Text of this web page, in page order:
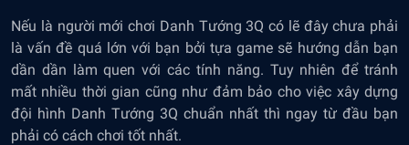
Nếu là người mới chơi Danh Tướng 3Q có lẽ đây chưa phải
là vấn đề quá lớn với bạn bởi tựa game sẽ hướng dẫn bạn
dần dần làm quen với các tính năng. Tuy nhiên để tránh
mất nhiều thời gian cũng như đảm bảo cho việc xây dựng
đội hình Danh Tướng 3Q chuẩn nhất thì ngay từ đầu bạn
phải có cách chơi tốt nhất.